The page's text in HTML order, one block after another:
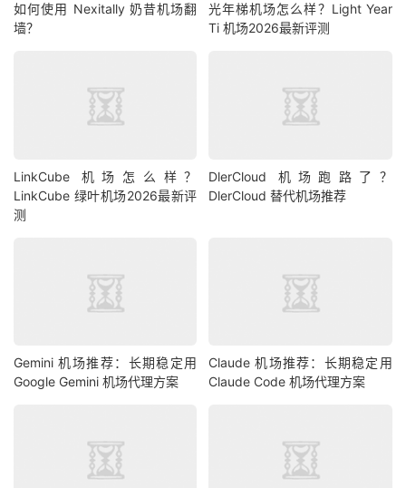
如何使用 Nexitally 奶昔机场翻
墙？
光年梯机场怎么样？Light Year
Ti 机场2026最新评测
LinkCube 机场怎么样？
LinkCube 绿叶机场2026最新评
测
DlerCloud 机场跑路了？
DlerCloud 替代机场推荐
Gemini 机场推荐：长期稳定用
Google Gemini 机场代理方案
Claude 机场推荐：长期稳定用
Claude Code 机场代理方案